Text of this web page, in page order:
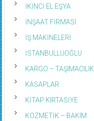
İKİNCİ EL EŞYA
İNŞAAT FİRMASI
İŞ MAKİNELERİ
İSTANBULLUOĞLU
KARGO – TAŞIMACILIK
KASAPLAR
KİTAP KIRTASİYE
KOZMETİK – BAKIM